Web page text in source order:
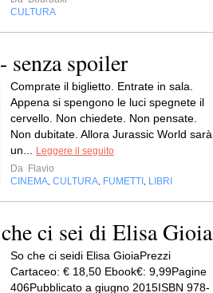
CULTURA
senza spoiler
Comprate il biglietto. Entrate in sala.
Appena si spengono le luci spegnete il
cervello. Non chiedete. Non pensate.
Non dubitate. Allora Jurassic World sarà
un...
Leggere il seguito
Da Flavio
CINEMA CULTURA FUMETTI LIBRI
ci sei di Elisa Gioia
So che ci seidi Elisa GioiaPrezzi
Cartaceo: € 18,50 Ebook€: 9,99Pagine
406Pubblicato a giugno 2015ISBN 978-